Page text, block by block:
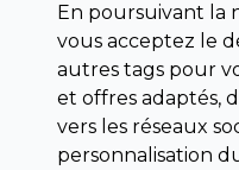
Para scolaire
Histoire
Pochoteque
Pleiade
En poursuivant la
vous acceptez le
autres tags pour
et offres adaptés,
vers les réseaux
personnalisation